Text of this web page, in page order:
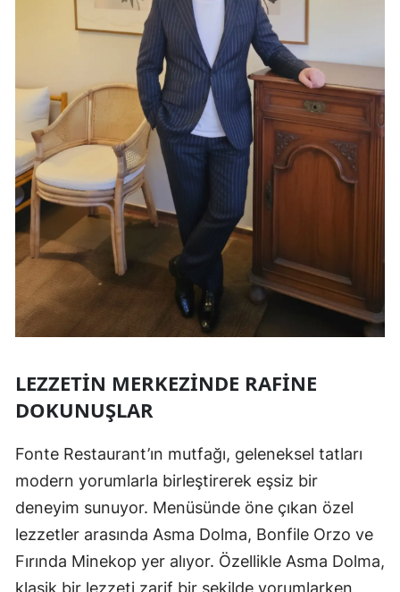
LEZZETIN MERKEZINDE RAFINE
DOKUNUŞLAR
Fonte Restaurant’ın mutfağı, geleneksel tatları
modern yorumlarla birleştirerek eşsiz bir
deneyim sunuyor. Menüsünde öne çıkan özel
lezzetler arasında Asma Dolma, Bonfile Orzo ve
Fırında Minekop yer alıyor. Özellikle Asma Dolma,
klasik bir lezzeti zarif bir şekilde yorumlarken,